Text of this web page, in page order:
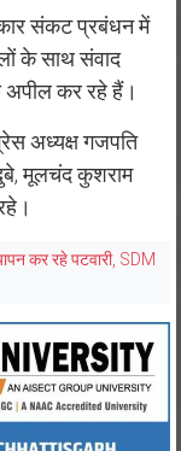
संकट प्रबंधन में
के साथ संवाद
कर रहे हैं।
अध्यक्ष गजपति
दुबे, मूलचंद कुशराम
कर रहे पटवारी, SDM